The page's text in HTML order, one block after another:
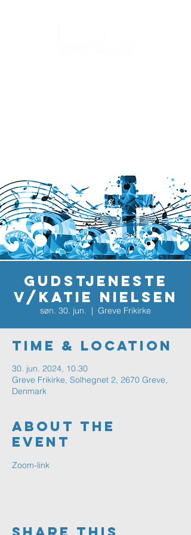
Gudstjeneste
v/Katie Nielsen
søn. 30. jun.
  |
Greve Frikirke
Time & Location
30. jun. 2024, 10.30
Greve Frikirke, Solhegnet 2, 2670 Greve,
Denmark
About The
Event
Zoom-link